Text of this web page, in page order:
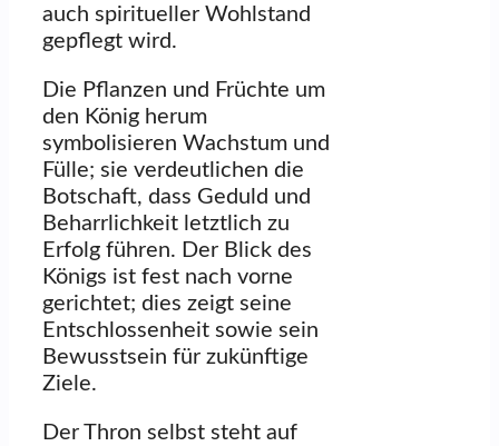
auch spiritueller Wohlstand
gepflegt wird.
Die Pflanzen und Früchte um
den König herum
symbolisieren Wachstum und
Fülle; sie verdeutlichen die
Botschaft, dass Geduld und
Beharrlichkeit letztlich zu
Erfolg führen. Der Blick des
Königs ist fest nach vorne
gerichtet; dies zeigt seine
Entschlossenheit sowie sein
Bewusstsein für zukünftige
Ziele.
Der Thron selbst steht auf